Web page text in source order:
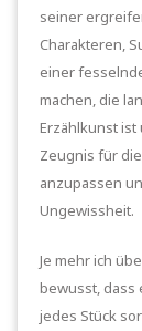
seiner
Charakteren,
einer
machen, die
Erzählkunst ist
Zeugnis für
anzupassen
Ungewissheit.
Je mehr ich
bewusst, dass
jedes Stück